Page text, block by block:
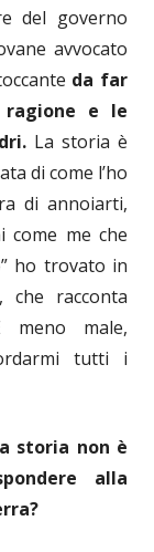
del governo
avvocato
da far
ragione e le
La storia è
di come l’ho
di annoiarti,
come me che
ho trovato in
che racconta
meno male,
tutti i
storia non è
alla